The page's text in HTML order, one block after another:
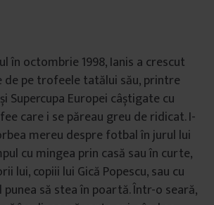
în octombrie 1998, Ianis a crescut
pe trofeele tatălui său, printre
Supercupa Europei câștigate cu
care i se păreau greu de ridicat. I-
mereu despre fotbal în jurul lui
cu mingea prin casă sau în curte,
lui, copiii lui Gică Popescu, sau cu
punea să stea în poartă. Într-o seară,